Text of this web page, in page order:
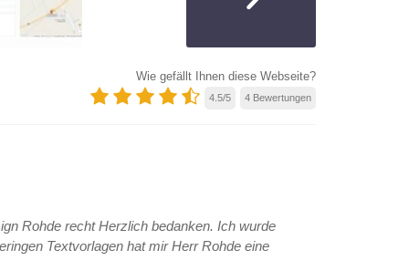
Wie gefällt Ihnen diese Webseite?
4.5/5 4 Bewertungen
Rohde recht Herzlich bedanken. Ich wurde
Textvorlagen hat mir Herr Rohde eine